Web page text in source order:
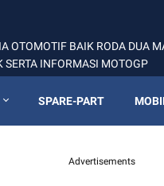
OTOMOTIF BAIK RODA DUA
INFORMASI MOTOGP
SPARE-PART
Advertisements